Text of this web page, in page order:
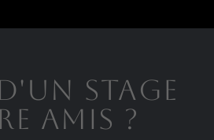
stage
amis ?